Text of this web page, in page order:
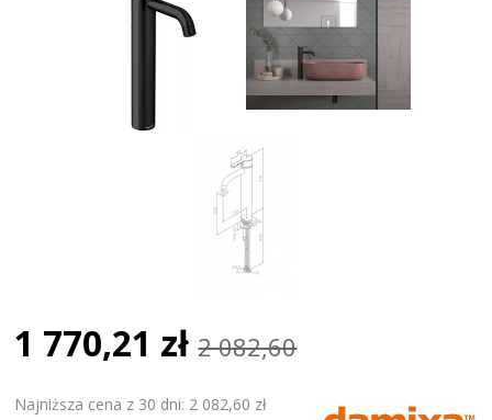
1 770,21 zł 2 082,60
Najniższa cena z 30 dni: 2 082,60 zł